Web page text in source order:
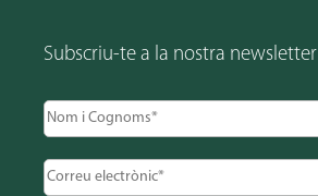
Subscriu-te a la nostra newsletter